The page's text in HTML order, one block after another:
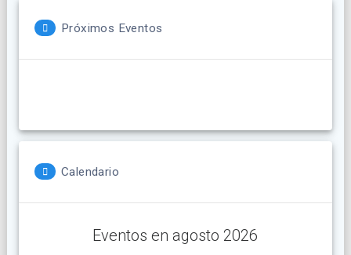
Próximos Eventos
Calendario
Eventos en agosto 2026